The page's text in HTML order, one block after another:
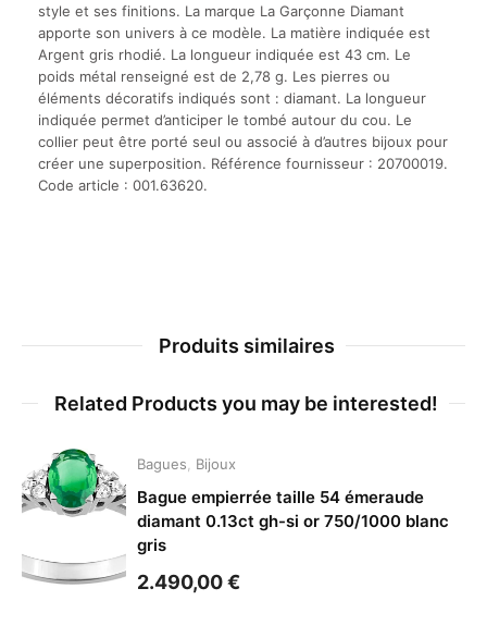
rhodié
style et ses finitions. La marque La Garçonne Diamant
apporte son univers à ce modèle. La matière indiquée est
Argent gris rhodié. La longueur indiquée est 43 cm. Le
poids métal renseigné est de 2,78 g. Les pierres ou
éléments décoratifs indiqués sont : diamant. La longueur
indiquée permet d’anticiper le tombé autour du cou. Le
collier peut être porté seul ou associé à d’autres bijoux pour
créer une superposition. Référence fournisseur : 20700019.
Code article : 001.63620.
Produits similaires
Related Products you may be interested!
Bagues Bijoux
Bague empierrée taille 54 émeraude
diamant 0.13ct gh-si or 750/1000 blanc
gris
2.490,00€